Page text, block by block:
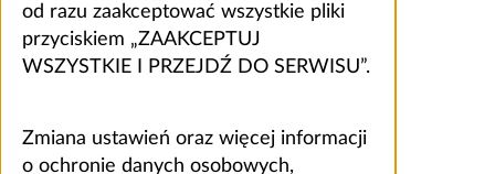
od razu zaakceptować wszystkie pliki
przyciskiem „ZAAKCEPTUJ
WSZYSTKIE I PRZEJDŹ DO SERWISU”.
Zmiana ustawień oraz więcej informacji
o ochronie danych osobowych,